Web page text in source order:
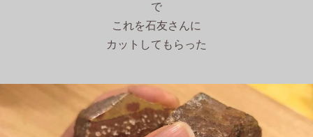
で
これを石友さんに
カットしてもらった